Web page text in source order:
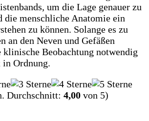
um die Lage genauer zu
die menschliche Anatomie ein
zu können. Solange es zu
an den Neven und Gefäßen
Beobachtung notwendig
in Ordnung.
Durchschnitt: 4,00 von 5)